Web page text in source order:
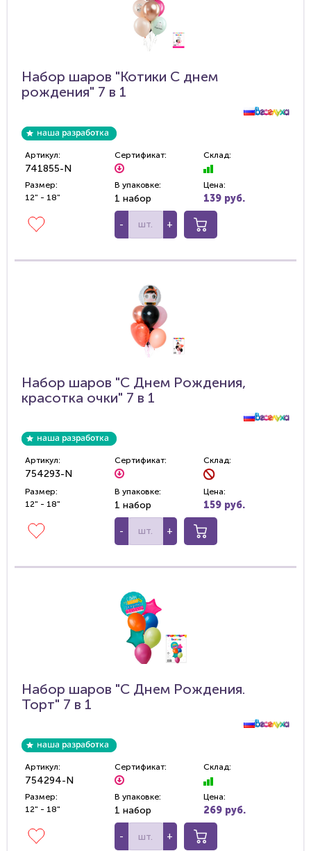
Набор шаров "Котики С днем
рождения" 7 в 1
Артикул:
741855-N
Сертификат: Склад:
Размер:
12" - 18"
В упаковке:
1 набор
Цена:
139 руб.
- +
Набор шаров "С Днем Рождения,
красотка очки" 7 в 1
Артикул:
754293-N
Сертификат: Склад:
Размер:
12" - 18"
В упаковке:
1 набор
Цена:
159 руб.
- +
Набор шаров "С Днем Рождения.
Торт" 7 в 1
Артикул:
754294-N
Сертификат: Склад:
Размер:
12" - 18"
В упаковке:
1 набор
Цена:
269 руб.
- +